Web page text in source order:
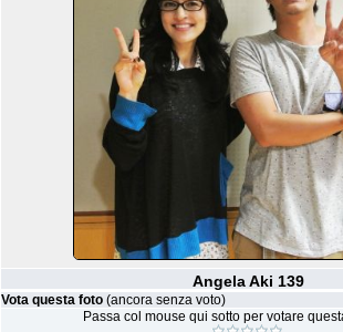
Angela Aki 139
Vota questa foto (ancora senza voto)
Passa col mouse qui sotto per votare